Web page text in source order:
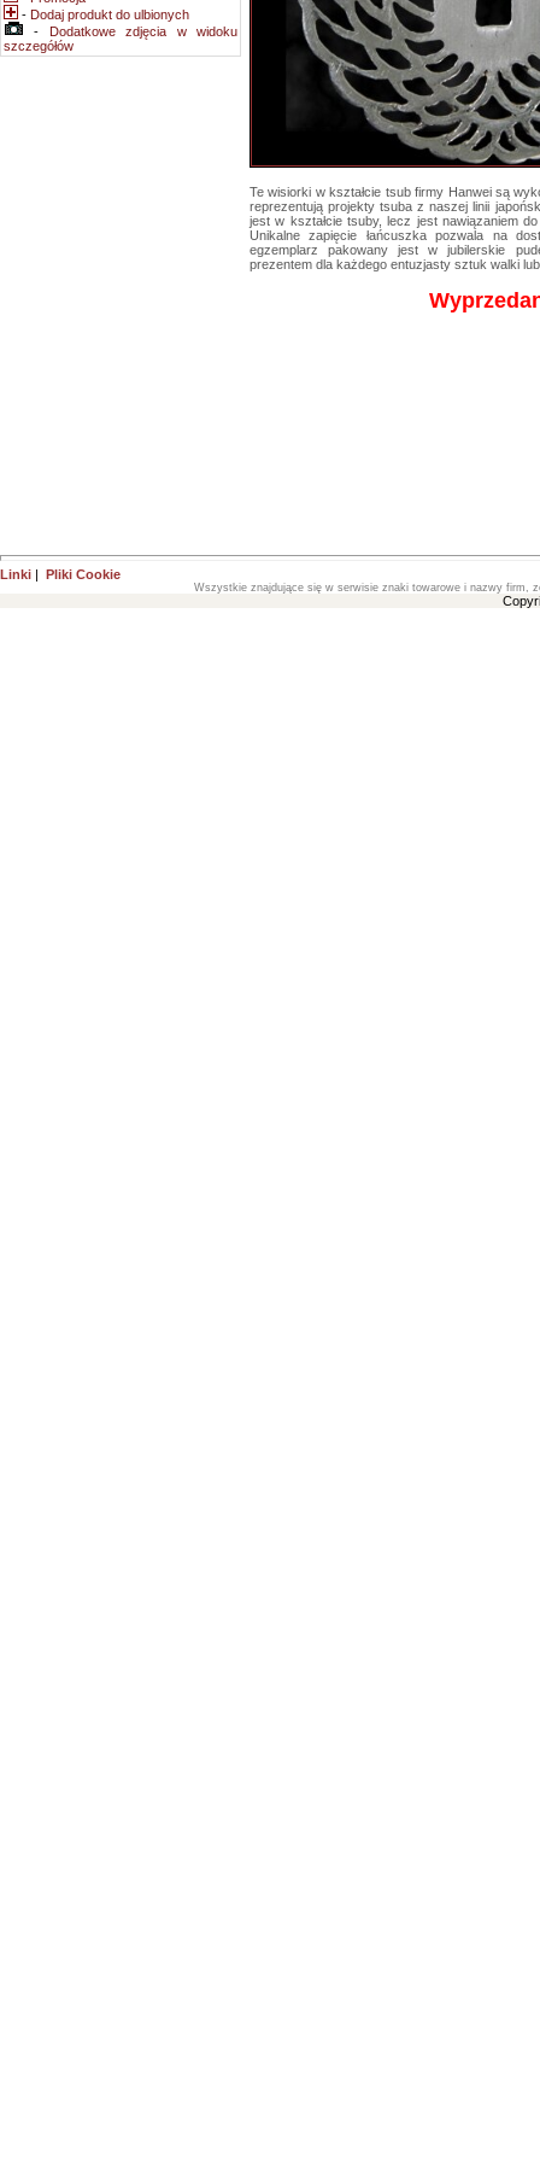
- Dodaj produkt do ulbionych
- Dodatkowe zdjęcia w widoku
szczegółów
Te wisiorki w kształcie tsub firmy Hanwei są
reprezentują projekty tsuba z naszej linii
jest w kształcie tsuby, lecz jest nawiązaniem
Unikalne zapięcie łańcuszka pozwala na
egzemplarz pakowany jest w jubilerskie
prezentem dla każdego entuzjasty sztuk walki
Linki | Pliki Cookie
Wszystkie znajdujące się w serwisie znaki towarowe i nazwy firm,